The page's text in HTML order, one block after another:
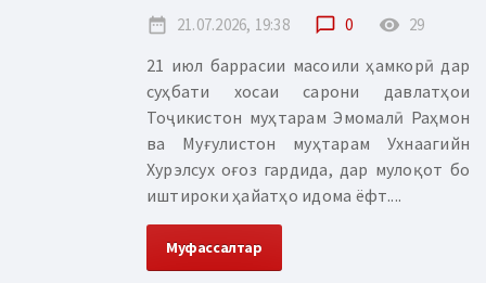
date_range 21.07.2026, 19:38 chat_bubble_outline 0 remove_red_eye 29
21 июл баррасии масоили ҳамкорӣ дар
суҳбати хосаи сарони давлатҳои
Тоҷикистон муҳтарам Эмомалӣ Раҳмон
ва Муғулистон муҳтарам Ухнаагийн
Хурэлсух оғоз гардида, дар мулоқот бо
иштироки ҳайатҳо идома ёфт....
Муфассалтар